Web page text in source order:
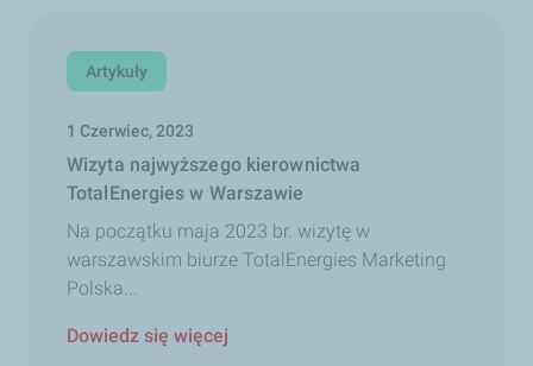
Artykuły
1 Czerwiec, 2023
Wizyta najwyższego kierownictwa
TotalEnergies w Warszawie
Na początku maja 2023 br. wizytę w
warszawskim biurze TotalEnergies Marketing
Polska...
Dowiedz się więcej